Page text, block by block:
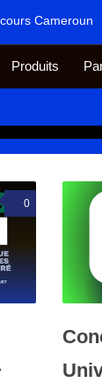
Cameroun
Produits
0